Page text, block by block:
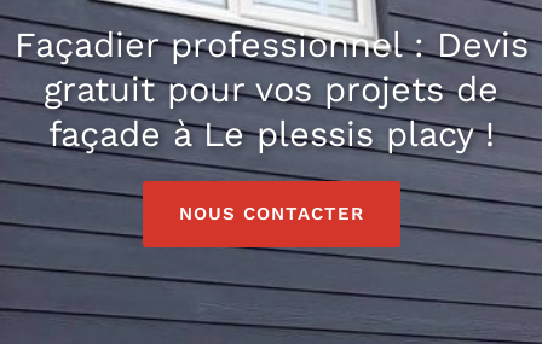
Façadier professionnel : Devis
gratuit pour vos projets de
façade à Le plessis placy !
NOUS CONTACTER